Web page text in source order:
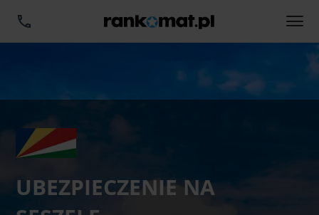
UBEZPIECZENIE NA